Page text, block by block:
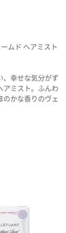
ムド ヘアミスト
、幸せな気分がず
アミスト。ふんわ
のかな香りのヴェ